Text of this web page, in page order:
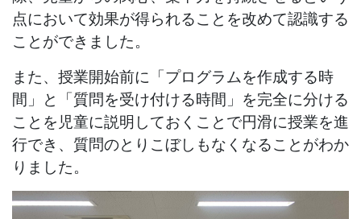
点において効果が得られることを改めて認識する
ことができました。
また、授業開始前に「プログラムを作成する時
間」と「質問を受け付ける時間」を完全に分ける
ことを児童に説明しておくことで円滑に授業を進
行でき、質問のとりこぼしもなくなることがわか
りました。